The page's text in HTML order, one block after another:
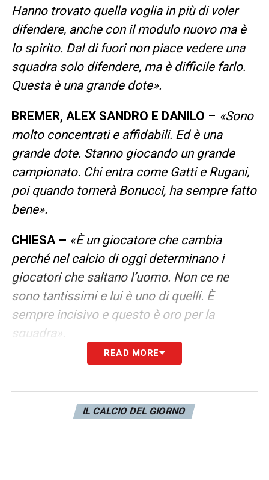
Hanno trovato quella voglia in più di voler
difendere, anche con il modulo nuovo ma è
lo spirito. Dal di fuori non piace vedere una
squadra solo difendere, ma è difficile farlo.
Questa è una grande dote».
BREMER, ALEX SANDRO E DANILO – «Sono
molto concentrati e affidabili. Ed è una
grande dote. Stanno giocando un grande
campionato. Chi entra come Gatti e Rugani,
poi quando tornerà Bonucci, ha sempre fatto
bene».
CHIESA – «È un giocatore che cambia
perché nel calcio di oggi determinano i
giocatori che saltano l’uomo. Non ce ne
sono tantissimi e lui è uno di quelli. È
sempre incisivo e questo è oro per la
squadra».
NAPOLI JUVE –«È uno scontro diretto
Juve deve fare risultato per continuare
questo momento d’oro. In base a come finirà
READ MORE
IL CALCIO DEL GIORNO